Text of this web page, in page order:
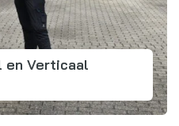
en Verticaal